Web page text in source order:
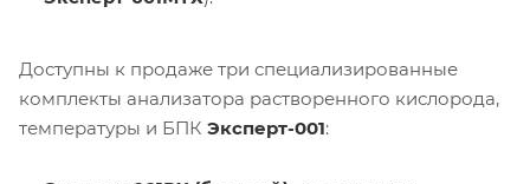
Доступны к продаже три специализированные
комплекты анализатора растворенного кислорода,
температуры и БПК Эксперт-001: